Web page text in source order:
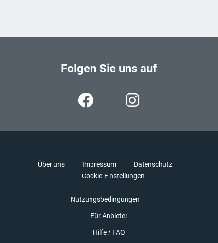
Folgen Sie uns auf
Über uns Impressum
Datenschutz
Cookie-Einstellungen
Nutzungsbedingungen
Für Anbieter
Hilfe / FAQ